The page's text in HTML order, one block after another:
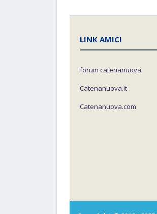
LINK AMICI
forum catenanuova
Catenanuova.it
Catenanuova.com